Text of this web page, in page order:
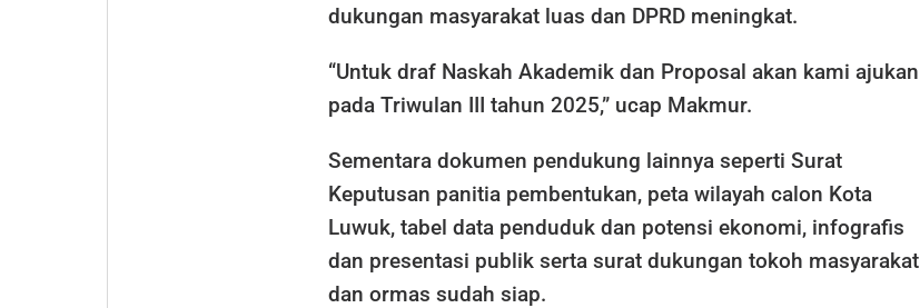
dukungan masyarakat luas dan DPRD meningkat.
“Untuk draf Naskah Akademik dan Proposal akan kami ajukan
pada Triwulan III tahun 2025,” ucap Makmur.
Sementara dokumen pendukung lainnya seperti Surat
Keputusan panitia pembentukan, peta wilayah calon Kota
Luwuk, tabel data penduduk dan potensi ekonomi, infografis
dan presentasi publik serta surat dukungan tokoh masyarakat
dan ormas sudah siap.